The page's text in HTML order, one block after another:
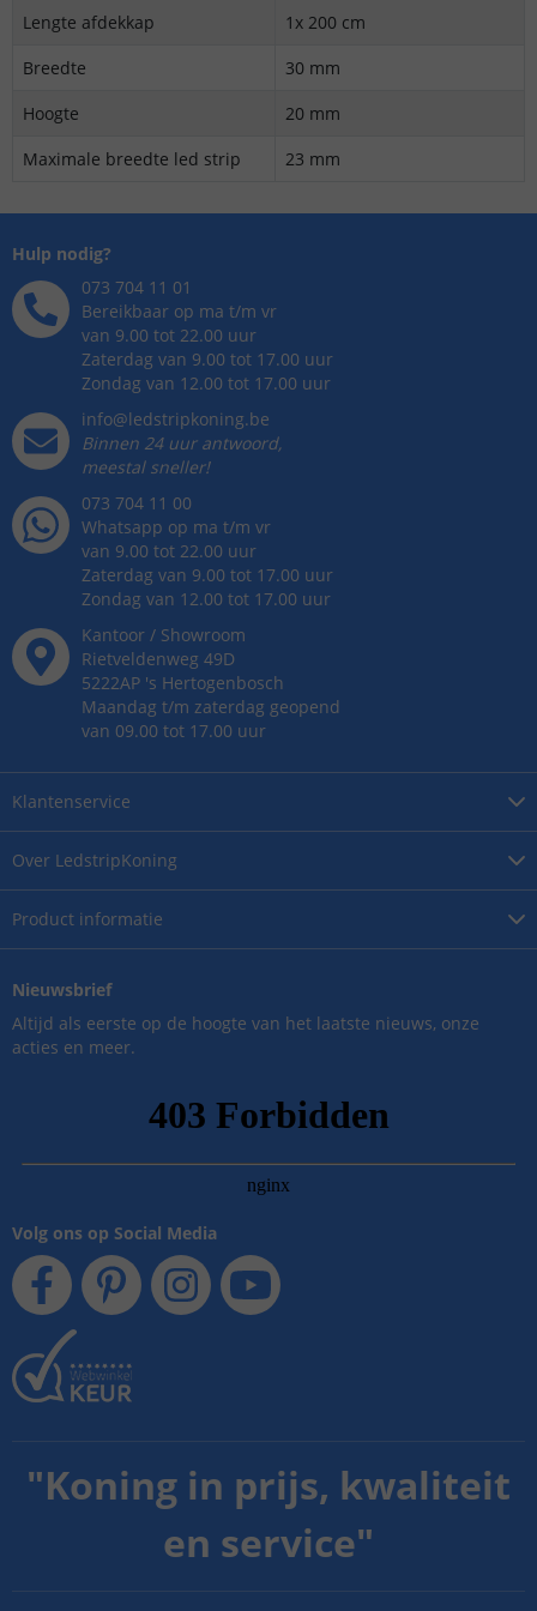
Lengte afdekkap
1x 200 cm
Breedte
30 mm
Hoogte
20 mm
Maximale breedte led strip
23 mm
Over LedstripKoning
Product informatie
Klantenservice
Hulp nodig?
073 704 11 01
Bereikbaar op ma t/m vr
van 9.00 tot 22.00 uur
Zaterdag van 9.00 tot 17.00 uur
Zondag van 12.00 tot 17.00 uur
info@ledstripkoning.be
Binnen 24 uur antwoord,
meestal sneller!
073 704 11 00
Whatsapp op ma t/m vr
van 9.00 tot 22.00 uur
Zaterdag van 9.00 tot 17.00 uur
Zondag van 12.00 tot 17.00 uur
Kantoor / Showroom
Rietveldenweg 49D
5222AP 's Hertogenbosch
Maandag t/m zaterdag geopend
van 09.00 tot 17.00 uur
Nieuwsbrief
Altijd als eerste op de hoogte van het laatste nieuws, onze
acties en meer.
Volg ons op Social Media
"Koning in prijs, kwaliteit
en service"